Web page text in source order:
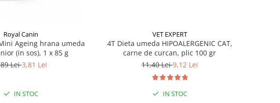
Royal Canin
Ageing hrana umeda
(in sos), 1 x 85 g
Lei3,81 Lei
IN STOC
VET EXPERT
4T Dieta umeda HIPOALERGENIC CAT,
carne de curcan, plic 100 gr
11,40 Lei9,12 Lei
IN STOC